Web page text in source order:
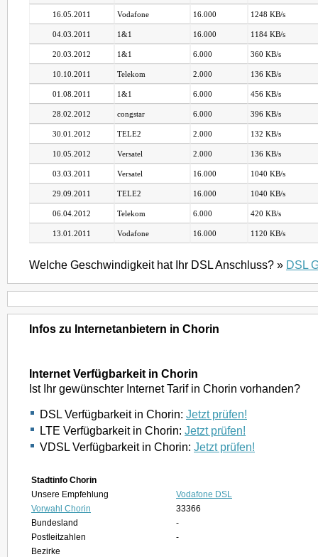
16.05.2011 Vodafone 16.000 1248 KB/s
04.03.2011 1&1 16.000 1184 KB/s
20.03.2012 1&1 6.000 360 KB/s
10.10.2011 Telekom 2.000 136 KB/s
01.08.2011 1&1 6.000 456 KB/s
28.02.2012 congstar 6.000 396 KB/s
30.01.2012 TELE2 2.000 132 KB/s
10.05.2012 Versatel 2.000 136 KB/s
03.03.2011 Versatel 16.000 1040 KB/s
29.09.2011 TELE2 16.000 1040 KB/s
06.04.2012 Telekom 6.000 420 KB/s
13.01.2011 Vodafone 16.000 1120 KB/s
Welche Geschwindigkeit hat Ihr DSL Anschluss? » DSL
Infos zu Internetanbietern in Chorin
Internet Verfügbarkeit in Chorin
Ist Ihr gewünschter Internet Tarif in Chorin vorhanden?
DSL Verfügbarkeit in Chorin: Jetzt prüfen!
LTE Verfügbarkeit in Chorin: Jetzt prüfen!
VDSL Verfügbarkeit in Chorin: Jetzt prüfen!
Stadtinfo Chorin
Unsere Empfehlung
Vodafone DSL
Vorwahl Chorin
33366
Bundesland
-
Postleitzahlen
-
Bezirke